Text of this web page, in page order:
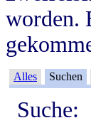
worden.
Alles Suchen
Suche: